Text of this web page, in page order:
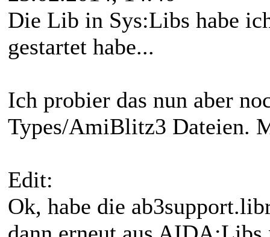
Die Lib in Sys:Libs habe
gestartet habe...
Ich probier das nun aber
Types/AmiBlitz3 Dateien.
Edit:
Ok, habe die